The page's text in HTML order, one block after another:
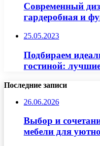
Современный
гардеробная и
25.05.2023
Подбираем
гостиной:
Последние записи
26.06.2026
Выбор и
мебели для